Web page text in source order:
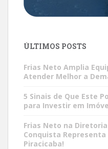
ÚLTIMOS POSTS
Frias Neto Amplia
Atender Melhor a
5 Sinais de Que Este
para Investir em
Frias Neto na Diretoria
Conquista
Piracicaba!